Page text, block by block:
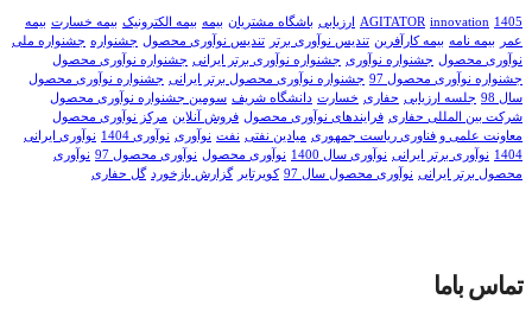
1405
AGITATOR innovation ارزیابی باشگاه مشتریان بیمه بیمه الکترونیک بیمه خسارت بیمه
عمر
بیمه نامه بیمه کارآفرین تندیس نوآوری برتر تندیس نوآوری محصول جشنواره جشنواره ملی
نوآوری محصول جشنواره نوآوری جشنواره نوآوری برتر ایرانی جشنواره نوآوری محصول
جشنواره نوآوری محصول 97
جشنواره نوآوری محصول برتر ایرانی جشنواره نوآوری محصول
سال 98
جلسه ارزیابی حفاری خسارت دانشگاه شریف سومین جشنواره نوآوری محصول
شرکت بین المللی حفاری فرایندهای نوآوری محصول فروش آنلاین مرکز نوآوری محصول
معاونت علمی و فناوری ریاست جمهوری میادین نفتی نفت نوآوری نوآوری 1404
نوآوری ایرانی
1404 نوآوری برتر ایرانی نوآوری سال 1400 نوآوری محصول نوآوری محصول 97
نوآوری
محصول برتر ایرانی نوآوری محصول سال 97 کویرتایر گزارش بازخورد گل حفاری
تماس باما